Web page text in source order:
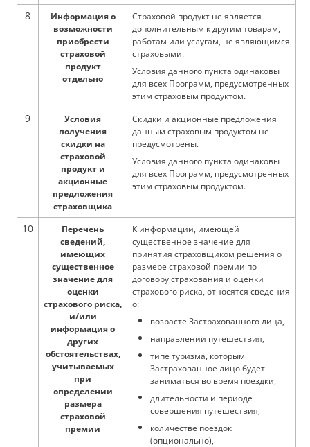
8
Информация о
возможности
приобрести
страховой
продукт
отдельно
Страховой продукт не является
дополнительным к другим товарам,
работам или услугам, не являющимся
страховыми.
Условия данного пункта одинаковы
для всех Программ, предусмотренных
этим страховым продуктом.
9
Условия
получения
скидки на
страховой
продукт и
акционные
предложения
страховщика
Скидки и акционные предложения
данным страховым продуктом не
предусмотрены.
Условия данного пункта одинаковы
для всех Программ, предусмотренных
этим страховым продуктом.
10
Перечень
сведений,
имеющих
существенное
значение для
оценки
страхового риска,
и/или
информация о
других
обстоятельствах,
учитываемых
при
определении
размера
страховой
премии
К информации, имеющей
существенное значение для
принятия страховщиком решения о
размере страховой премии по
договору страхования и оценки
страхового риска, относятся сведения
о:
возрасте Застрахованного лица,
направлении путешествия,
типе туризма, которым
Застрахованное лицо будет
заниматься во время поездки,
длительности и периоде
совершения путешествия,
количестве поездок
(опционально),